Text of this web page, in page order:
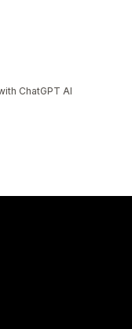
ChatGPT AI